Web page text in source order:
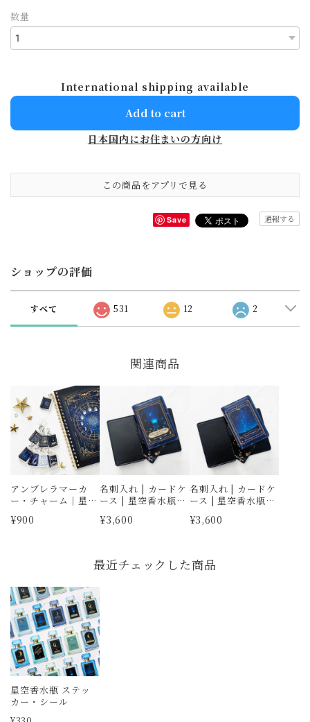
数量
International shipping available
Add to cart
日本国内にお住まいの方向け
この商品をアプリで見る
Save 通報する
ショップの評価
すべて 531 12 2
関連商品
アンブレラマーカ
ー・チャーム｜星空
型｜星｜ダイカット
¥900
名刺入れ | カードケ
ース | 星空香水瓶・
青い花とダイヤと
蝶々
¥3,600
名刺入れ | カードケ
ース | 星空香水瓶・
オーロラ
¥3,600
最近チェックした商品
星空香水瓶 ステッ
カー・シール